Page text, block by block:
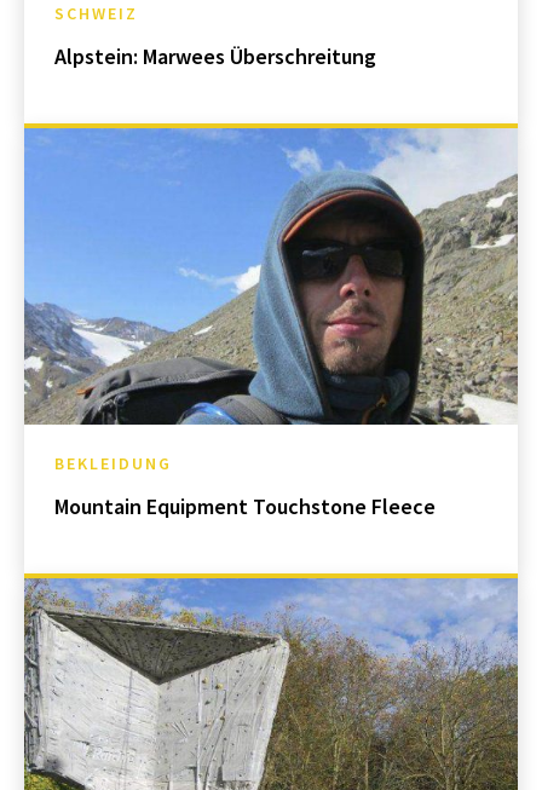
SCHWEIZ
Alpstein: Marwees Überschreitung
BEKLEIDUNG
Mountain Equipment Touchstone Fleece